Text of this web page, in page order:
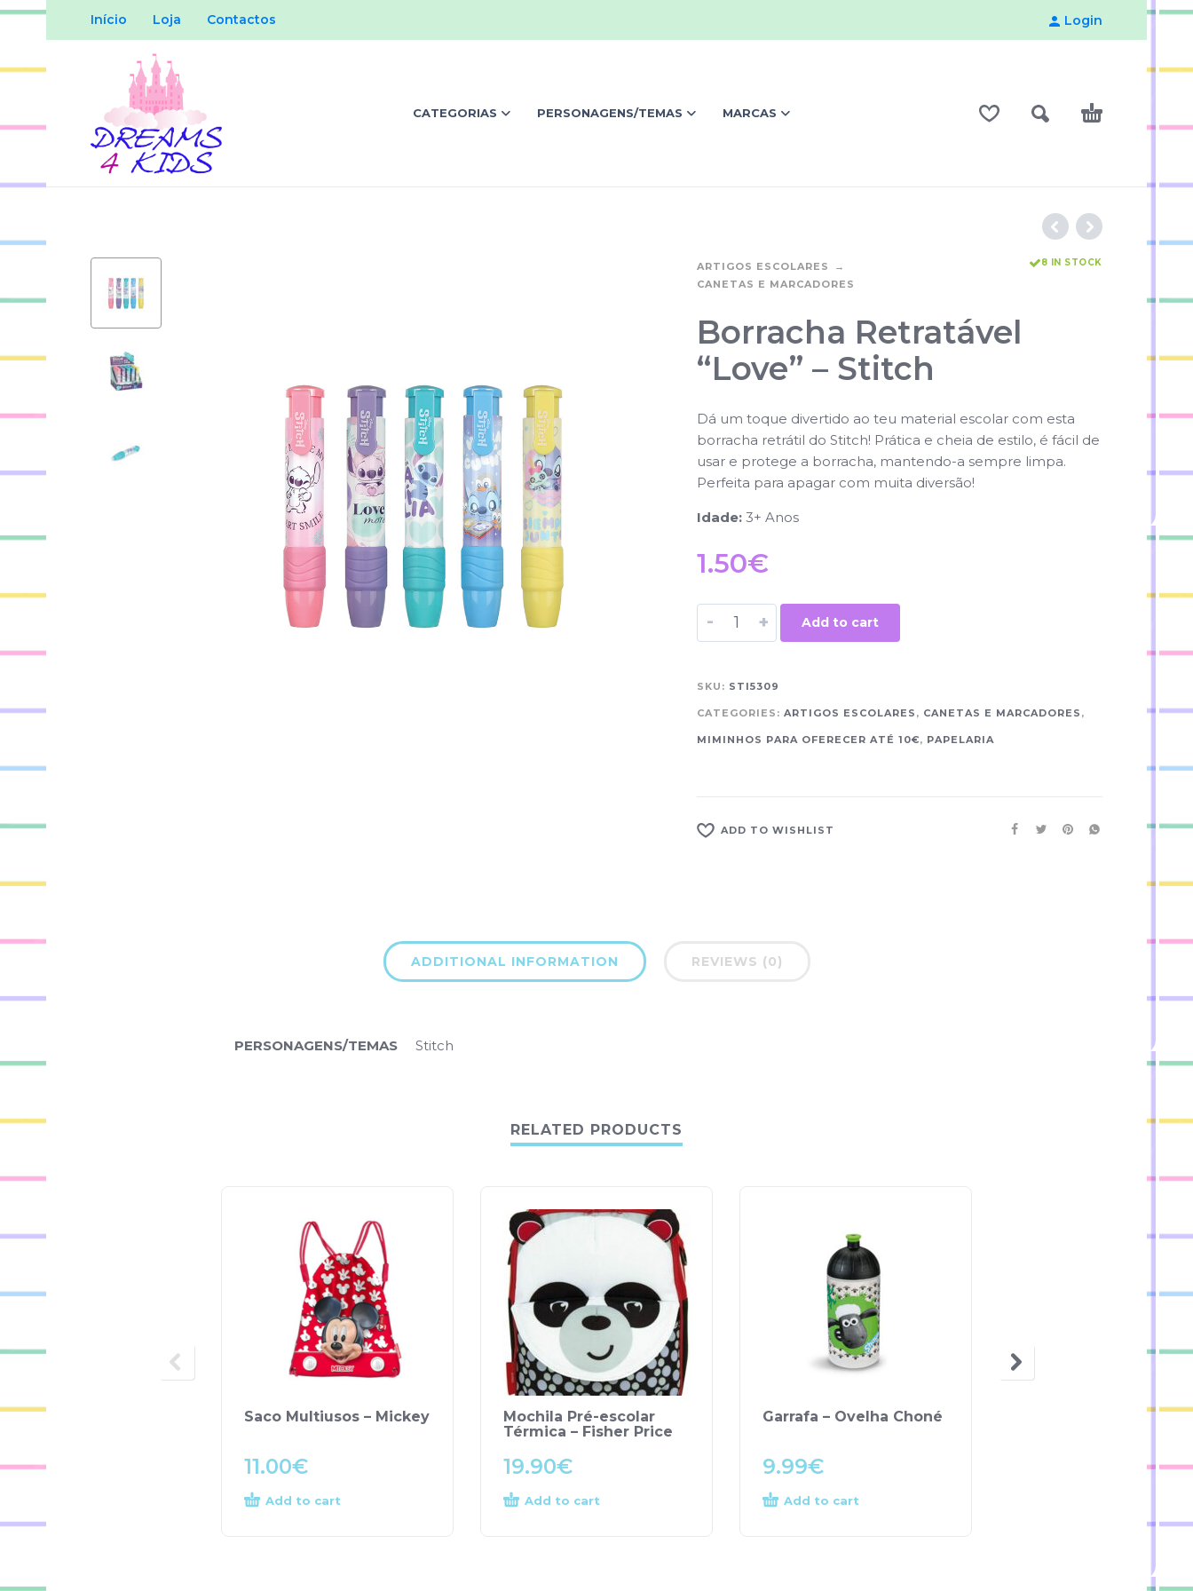
Início Loja Contactos Login
CATEGORIAS PERSONAGENS/TEMAS MARCAS
ARTIGOS ESCOLARES
CANETAS E MARCADORES
8 IN STOCK
Borracha Retratável
“Love” – Stitch
Dá um toque divertido ao teu material escolar com esta
borracha retrátil do Stitch! Prática e cheia de estilo, é fácil de
usar e protege a borracha, mantendo-a sempre limpa.
Perfeita para apagar com muita diversão!
Idade:3+ Anos
1.50€
- + Add to cart
SKU: STI5309
CATEGORIES: ARTIGOS ESCOLARES , CANETAS E MARCADORES ,
MIMINHOS PARA OFERECER ATÉ 10€, PAPELARIA
ADD TO WISHLIST
ADDITIONAL INFORMATION REVIEWS (0)
PERSONAGENS/TEMAS Stitch
RELATED PRODUCTS
Saco Multiusos – Mickey
11.00€
Add to cart
Mochila Pré-escolar
Térmica – Fisher Price
19.90€
Add to cart
Garrafa – Ovelha Choné
9.99€
Add to cart
Mochila Pré-Escolar